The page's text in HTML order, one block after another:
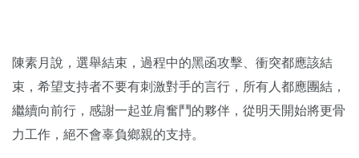
陳素月說，選舉結束，過程中的黑函攻擊、衝突都應該結
束，希望支持者不要有刺激對手的言行，所有人都應團結，
繼續向前行，感謝一起並肩奮鬥的夥伴，從明天開始將更骨
力工作，絕不會辜負鄉親的支持。